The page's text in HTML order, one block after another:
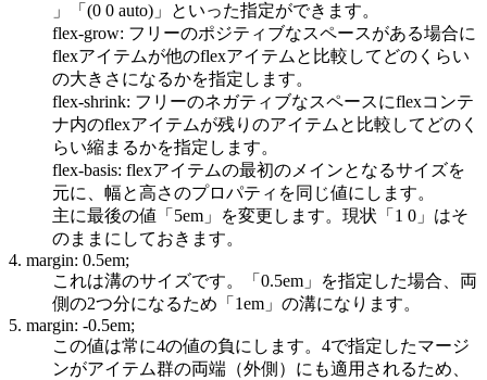
」「(0 0 auto)」といった指定ができます。
flex-grow: フリーのポジティブなスペースがある場合に
flexアイテムが他のflexアイテムと比較してどのくらい
の大きさになるかを指定します。
flex-shrink: フリーのネガティブなスペースにflexコンテ
ナ内のflexアイテムが残りのアイテムと比較してどのく
らい縮まるかを指定します。
flex-basis: flexアイテムの最初のメインとなるサイズを
元に、幅と高さのプロパティを同じ値にします。
主に最後の値「5em」を変更します。現状「1 0」はそ
のままにしておきます。
4. margin: 0.5em;
これは溝のサイズです。「0.5em」を指定した場合、両
側の2つ分になるため「1em」の溝になります。
5. margin: -0.5em;
この値は常に4の値の負にします。4で指定したマージ
ンがアイテム群の両端（外側）にも適用されるため、